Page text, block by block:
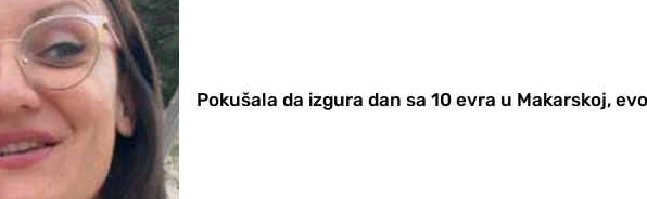
Pokušala da izgura dan sa 10 evra u Makarskoj,